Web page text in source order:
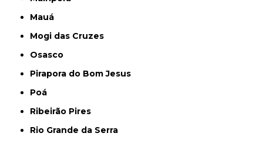
Mauá
Mogi das Cruzes
Osasco
Pirapora do Bom Jesus
Poá
Ribeirão Pires
Rio Grande da Serra